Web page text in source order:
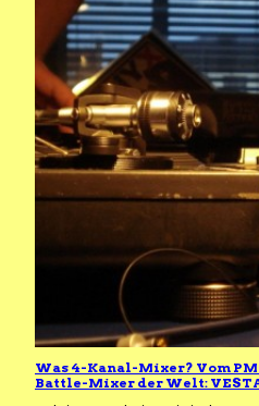
Was 4-Kanal-Mixer? Vom
Battle-Mixer der Welt: